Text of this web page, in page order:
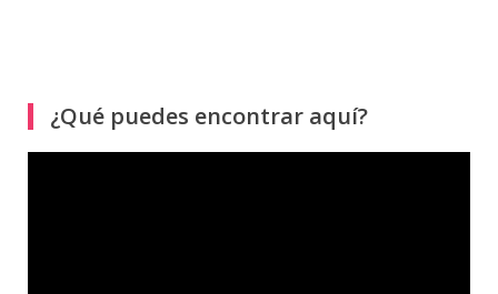
¿Qué puedes encontrar aquí?